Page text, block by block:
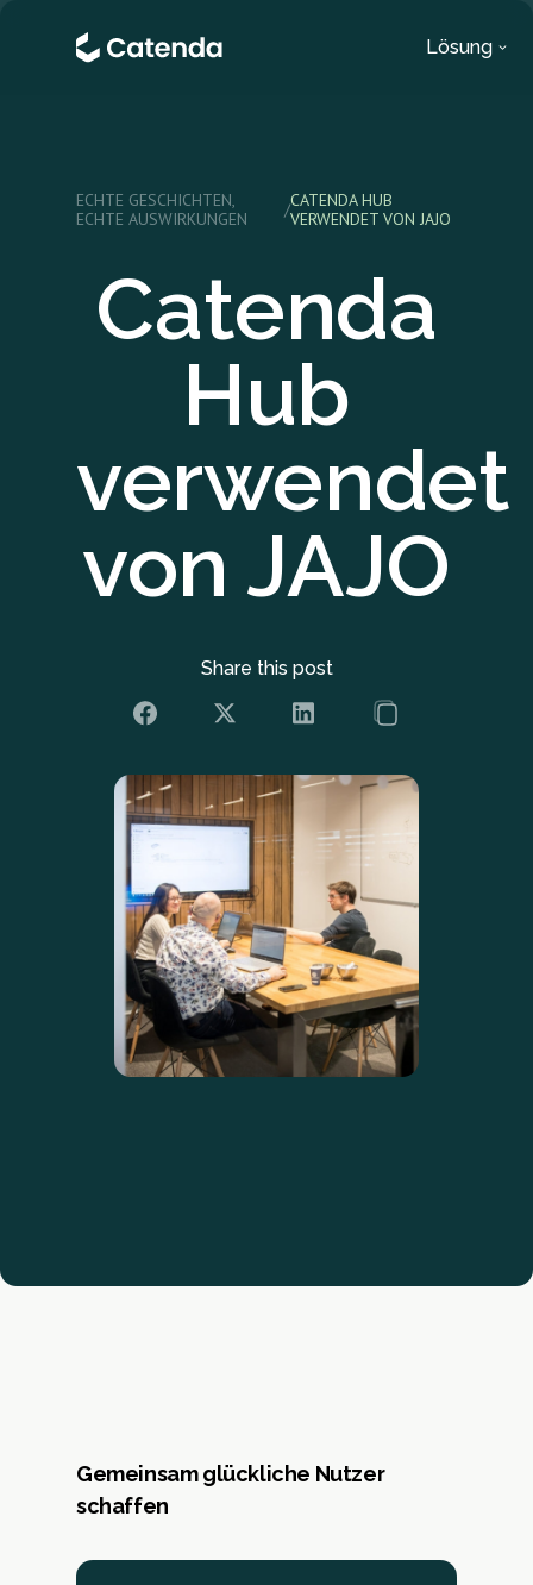
Lösung
ECHTE GESCHICHTEN,
ECHTE AUSWIRKUNGEN
/CATENDA HUB
VERWENDET VON JAJO
Catenda
Hub
verwendet
von JAJO
Share this post
Gemeinsam glückliche Nutzer
schaffen